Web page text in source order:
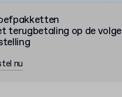
terugbetaling op de
nu